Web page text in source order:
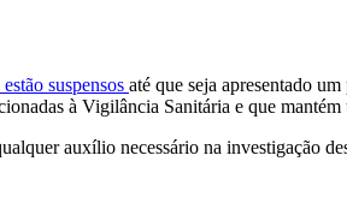
suspensos até que seja apresentado
à Vigilância Sanitária e que
auxílio necessário na investigação